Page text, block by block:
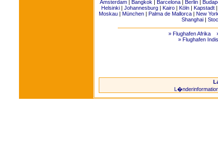
Amsterdam| Bangkok Barcelona| Berlin|
Helsinki | Johannesburg | Kairo | Köln | Kapstadt
Moskau| München| Palma de Mallorca| New
Shanghai|
» Flughafen Afrika
» Flughafen